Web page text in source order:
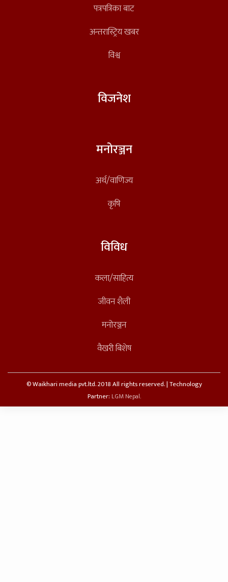
पत्रपत्रिका बाट
अन्तरास्ट्रिय खबर
विश्व
विजनेश
मनोरञ्जन
अर्थ/वाणिज्य
कृषि
विविध
कला/साहित्य
जीवन शैली
मनोरञ्जन
वैखरी बिशेष
© Waikhari media pvt.ltd. 2018 All rights reserved. | Technology
Partner: LGM Nepal.